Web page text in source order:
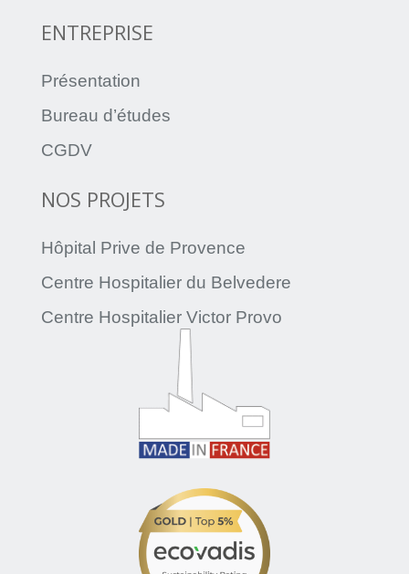
ENTREPRISE
Présentation
Bureau d’études
CGDV
NOS PROJETS
Hôpital Prive de Provence
Centre Hospitalier du Belvedere
Centre Hospitalier Victor Provo